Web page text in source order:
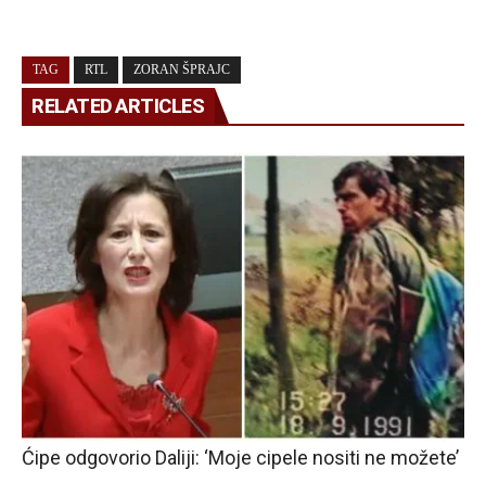
TAG RTL ZORAN ŠPRAJC
RELATED ARTICLES
Ćipe odgovorio Daliji: ‘Moje cipele nositi ne možete’